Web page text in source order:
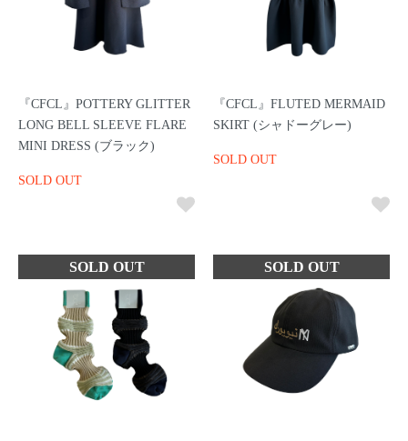
『CFCL』POTTERY GLITTER
LONG BELL SLEEVE FLARE
MINI DRESS (ブラック)
SOLD OUT
『CFCL』FLUTED MERMAID
SKIRT (シャドーグレー)
SOLD OUT